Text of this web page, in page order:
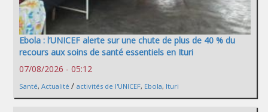
Ebola : l’UNICEF alerte sur une chute de plus de 40 % du
recours aux soins de santé essentiels en Ituri
07/08/2026 - 05:12
Santé, Actualité / activités de l'UNICEF, Ebola, Ituri